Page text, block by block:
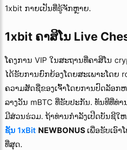
1xbit ກາຍເປັນທີ່ຮູ້ຈັກຫຼາຍ.
1xbit ຄາສິໂນ Live
ໂຄງການ VIP ໃນສະຖານທີ່ຄາສິໂນ
ໄດ້ຮັບການຍົກຍ້ອງໂດຍສະເພາະໂດຍ
ຄວາມສັດຊື່ຂອງເຈົ້າໂດຍການປົດລັອກຫ
ລາງວັນ mBTC ທີ່ຮັບປະກັນ. ທັນທີທີ່ທ່
ມີສ່ວນຮ່ວມ. ຖ້າທ່ານກໍາລັງເປີດບັນຊີໃ
ຊັນ 1xBit NEWBONUS ເພື່ອຮັບເອົ
ທີ່ສຸດ.